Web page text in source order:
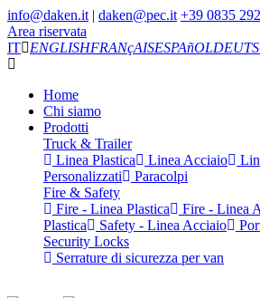
info@daken.it | daken@pec.it +39 0835
Area riservata
IT
ENGLISHFRANçAISESPAñOL
Home
Chi siamo
Prodotti
Truck & Trailer
Linea Plastica
Linea Acciaio
Personalizzati
Paracolpi
Fire & Safety
Fire - Linea Plastica
Fire - Linea
Plastica
Safety - Linea Acciaio
Security Locks
Serrature di sicurezza per van